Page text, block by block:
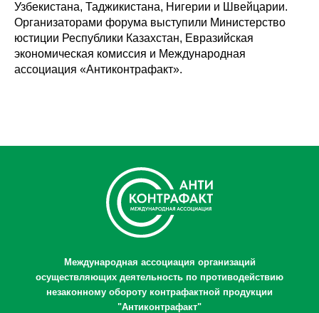
Узбекистана, Таджикистана, Нигерии и Швейцарии.
Организаторами форума выступили Министерство
юстиции Республики Казахстан, Евразийская
экономическая комиссия и Международная
ассоциация «Антиконтрафакт».
Международная ассоциация организаций
осуществляющих деятельность по противодействию
незаконному обороту контрафактной продукции
"Антиконтрафакт"